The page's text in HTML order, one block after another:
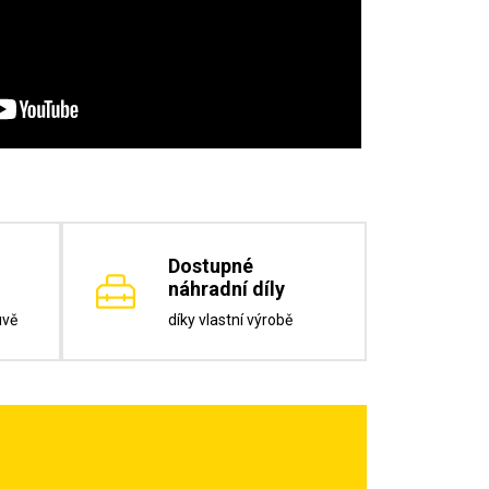
Dostupné
náhradní díly
díky vlastní výrobě